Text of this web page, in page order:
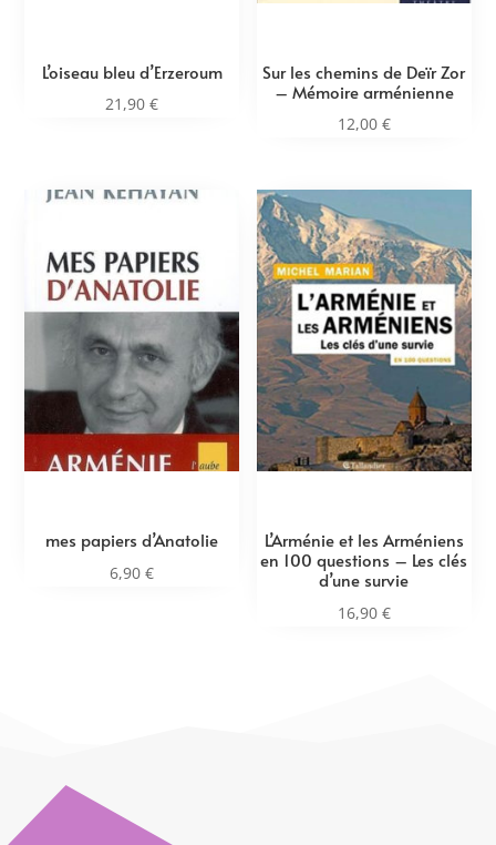
L’oiseau bleu d’Erzeroum
21,90€
Sur les chemins de Deïr Zor
– Mémoire arménienne
12,00 €
mes papiers d’Anatolie
6,90€
L’Arménie et les Arméniens
en 100 questions – Les clés
d’une survie
16,90 €